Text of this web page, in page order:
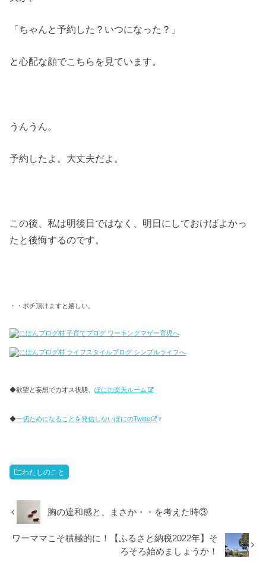
「ちゃんと予約した？いつになった？」
と心配な顔でこちらを見ています。
うんうん。
予約したよ。大丈夫だよ。
この後、私は明後日ではなく、明日にしておけばよかっ
たと後悔するのです。
・・ポチ頂けますと嬉しい。
◆欲望と妄想でカオス状態、ぽにの楽天ルーム
◆一切ためになることを発信しないぽにのTwitte r
わたしのこと
胸の違和感と、まさか・・を考えた時③
ワーママこそ積極的に！【ふるさと納税2022年】そ
ろそろ始めましょうか！